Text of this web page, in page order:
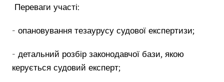
Переваги участі:
- опановування тезаурусу судової експертизи;
- детальний розбір законодавчої бази, якою
керується судовий експерт;